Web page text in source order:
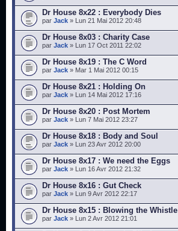
Dr House 8x22 : Everybody Dies
par Jack » Lun 21 Mai 2012 20:48
Dr House 8x03 : Charity Case
par Jack » Lun 17 Oct 2011 22:02
Dr House 8x19 : The C Word
par Jack » Mar 1 Mai 2012 00:15
Dr House 8x21 : Holding On
par Jack » Lun 14 Mai 2012 17:16
Dr House 8x20 : Post Mortem
par Jack » Lun 7 Mai 2012 23:27
Dr House 8x18 : Body and Soul
par Jack » Lun 23 Avr 2012 20:00
Dr House 8x17 : We need the Eggs
par Jack » Lun 16 Avr 2012 21:32
Dr House 8x16 : Gut Check
par Jack » Lun 9 Avr 2012 22:17
Dr House 8x15 : Blowing the Whistle
par Jack » Lun 2 Avr 2012 21:01